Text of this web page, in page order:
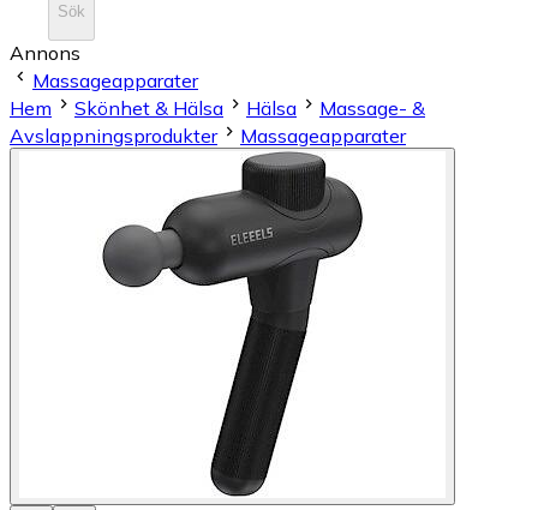
Sök
Annons
Massageapparater
Hem
Skönhet & Hälsa Hälsa
Massage- &
Avslappningsprodukter
Massageapparater